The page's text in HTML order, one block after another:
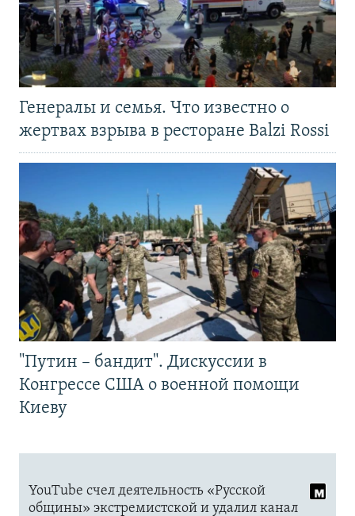
Генералы и семья. Что известно о
жертвах взрыва в ресторане Balzi Rossi
"Путин – бандит". Дискуссии в
Конгрессе США о военной помощи
Киеву